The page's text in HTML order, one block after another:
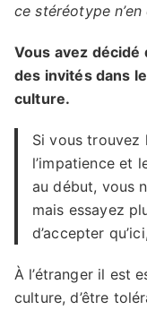
ce stéréotype
Vous avez décidé
des invités dans
culture.
Si vous trouvez
l’impatience et
au début, vous
mais essayez
d’accepter
À l’étranger il est
culture, d’être